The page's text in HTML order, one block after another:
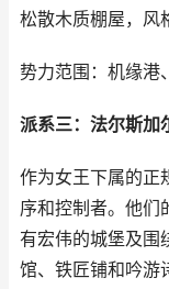
松散木质棚屋，风
势力范围：机缘港
派系三：法尔斯加
作为女王下属的正
序和控制者。他们
有宏伟的城堡及围
馆、铁匠铺和吟游